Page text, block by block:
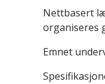
Nettbasert
organiseres
Emnet